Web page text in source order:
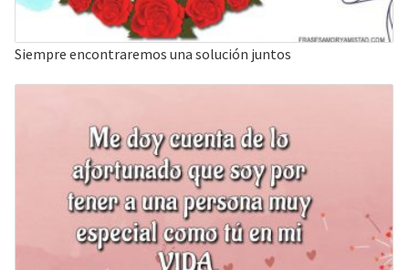
Siempre encontraremos una solución juntos